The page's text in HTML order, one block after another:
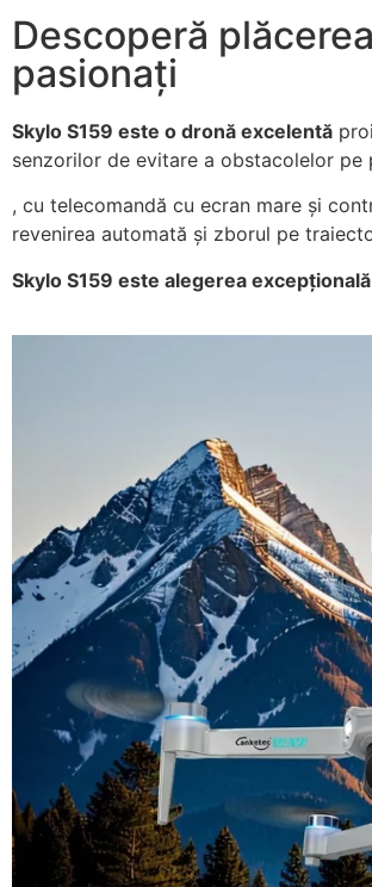
Descoperă
pasionați
Skylo S159 este o dronă excelentă
senzorilor de evitare a obstacolelor
, cu telecomandă cu ecran mare și
revenirea automată și zborul pe
Skylo S159 este alegerea excepțională